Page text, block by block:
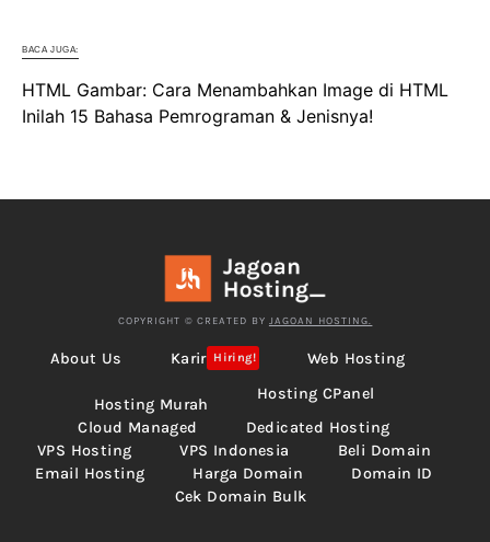
BACA JUGA:
HTML Gambar: Cara Menambahkan Image di HTML
Inilah 15 Bahasa Pemrograman & Jenisnya!
COPYRIGHT © CREATED BY JAGOAN HOSTING.
About Us Karir Hiring! Web Hosting
Hosting Murah
Hosting CPanel
Cloud Managed
Dedicated Hosting
VPS Hosting
VPS Indonesia
Beli Domain
Email Hosting
Harga Domain
Domain ID
Cek Domain Bulk